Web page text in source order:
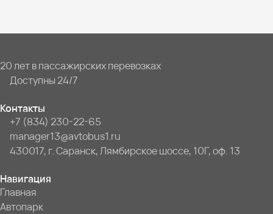
20 лет в пассажирских перевозках
Доступны 24/7
Контакты
+7 (834) 230-22-65
manager13@avtobus1.ru
430017, г. Саранск, Лямбирское шоссе, 10Г, оф. 13
Навигация
Главная
Автопарк